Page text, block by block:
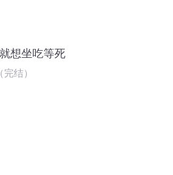
想坐吃等死
结）